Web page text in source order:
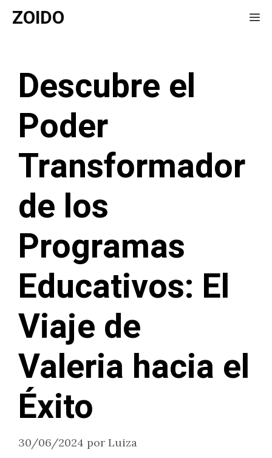
Saltar
ZOIDO
Descubre el
Poder
Transformador
de los
Programas
Educativos: El
Viaje de
Valeria hacia el
Éxito
30/06/2024 por Luiza